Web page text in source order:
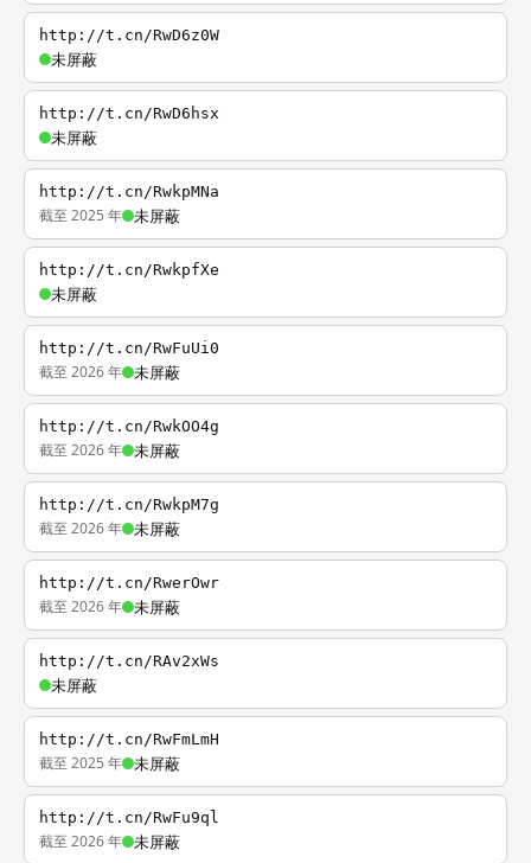
http://t.cn/RwD6z0W
未屏蔽
http://t.cn/RwD6hsx
未屏蔽
http://t.cn/RwkpMNa
截至 2025 年 未屏蔽
http://t.cn/RwkpfXe
未屏蔽
http://t.cn/RwFuUi0
截至 2026 年 未屏蔽
http://t.cn/RwkOO4g
截至 2026 年 未屏蔽
http://t.cn/RwkpM7g
截至 2026 年 未屏蔽
http://t.cn/RwerOwr
截至 2026 年 未屏蔽
http://t.cn/RAv2xWs
未屏蔽
http://t.cn/RwFmLmH
截至 2025 年 未屏蔽
http://t.cn/RwFu9ql
截至 2026 年 未屏蔽